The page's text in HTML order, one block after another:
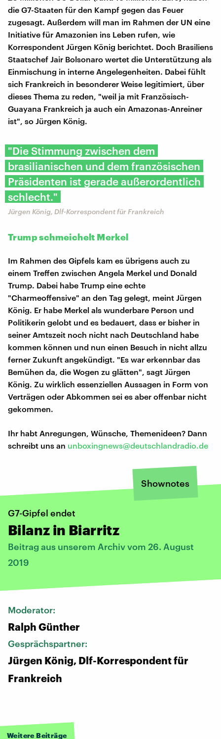
die G7-Staaten für den Kampf gegen das Feuer
zugesagt. Außerdem will man im Rahmen der UN eine
Initiative für Amazonien ins Leben rufen, wie
Korrespondent Jürgen König berichtet. Doch Brasiliens
Staatschef Jair Bolsonaro wertet die Unterstützung als
Einmischung in interne Angelegenheiten. Dabei fühlt
sich Frankreich in besonderer Weise legitimiert, über
dieses Thema zu reden, "weil ja mit Französisch-
Guayana Frankreich ja auch ein Amazonas-Anreiner
ist", so Jürgen König.
"Die Stimmung zwischen dem
brasilianischen und dem französischen
Präsidenten ist gerade außerordentlich
schlecht."
Jürgen König, Dlf-Korrespondent für Frankreich
Trump schmeichelt Merkel
Im Rahmen des Gipfels kam es übrigens auch zu
einem Treffen zwischen Angela Merkel und Donald
Trump. Dabei habe Trump eine echte
"Charmeoffensive" an den Tag gelegt, meint Jürgen
König. Er habe Merkel als wunderbare Person und
Politikerin gelobt und es bedauert, dass er bisher in
seiner Amtszeit noch nicht nach Deutschland habe
kommen können und nun einen Besuch in nicht allzu
ferner Zukunft angekündigt. "Es war erkennbar das
Bemühen da, die Wogen zu glätten", sagt Jürgen
König. Zu wirklich essenziellen Aussagen in Form von
Verträgen oder Abkommen sei es aber offenbar nicht
gekommen.
Ihr habt Anregungen, Wünsche, Themenideen? Dann
schreibt uns an unboxingnews@deutschlandradio.de
Shownotes
G7-Gipfel endet
Bilanz in Biarritz
Beitrag aus unserem Archiv vom 26. August
2019
Moderator:
Ralph Günther
Gesprächspartner:
Jürgen König, Dlf-Korrespondent für
Frankreich
Weitere Beiträge